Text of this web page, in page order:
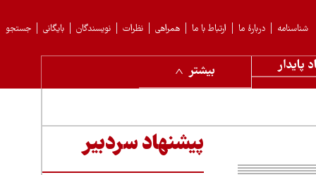
جستجو بایگانی نویسندگان نظرات همراهی ارتباط با ما دربارهٔ ما شناسنامه
پایدار بیشتر
پیشنهاد سردبیر